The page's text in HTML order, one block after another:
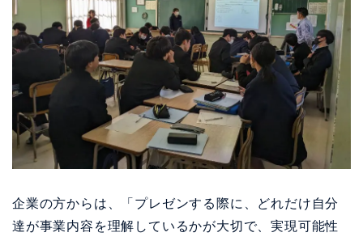
企業の方からは、「プレゼンする際に、どれだけ自分
達が事業内容を理解しているかが大切で、実現可能性